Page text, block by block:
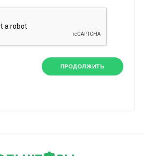
ПРОДОЛЖИТЬ